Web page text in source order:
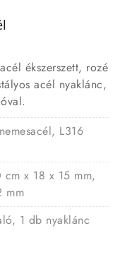
ékszerszett, rozé
acél nyaklánc,
L316
x 18 x 15 mm,
mm
1 db nyaklánc